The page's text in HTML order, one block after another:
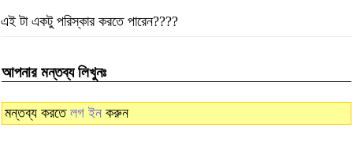
এই টা একটু পরিস্কার করতে পারেন????
আপনার মন্তব্য লিখুনঃ
মন্তব্য করতে লগ ইন করুন